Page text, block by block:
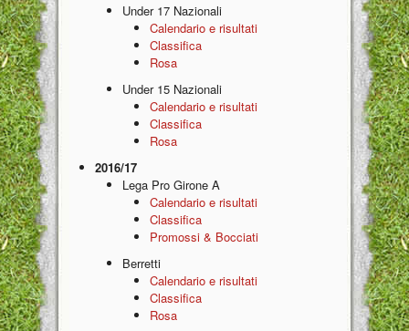
Under 17 Nazionali
Calendario e risultati
Classifica
Rosa
Under 15 Nazionali
Calendario e risultati
Classifica
Rosa
2016/17
Lega Pro Girone A
Calendario e risultati
Classifica
Promossi & Bocciati
Berretti
Calendario e risultati
Classifica
Rosa